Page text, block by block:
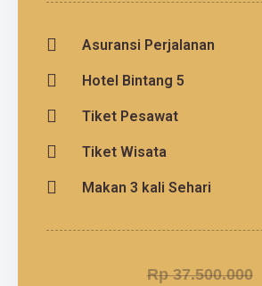
Asuransi Perjalanan
Hotel Bintang 5
Tiket Pesawat
Tiket Wisata
Makan 3 kali Sehari
Rp 37.500.000